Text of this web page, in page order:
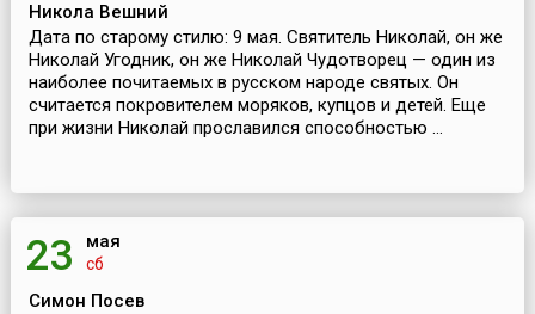
Никола Вешний
Дата по старому стилю: 9 мая. Святитель Николай, он же
Николай Угодник, он же Николай Чудотворец — один из
наиболее почитаемых в русском народе святых. Он
считается покровителем моряков, купцов и детей. Еще
при жизни Николай прославился способностью ...
23 мая
сб
Симон Посев